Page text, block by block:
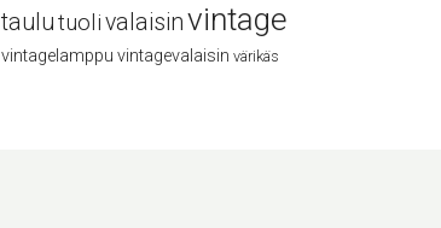
taulutuolivalaisinvintage
vintagelamppu vintagevalaisin värikäs